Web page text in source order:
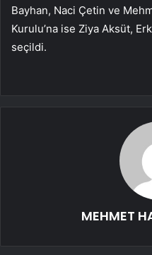
Bayhan, Naci Çetin ve
Kurulu’na ise Ziya Aksüt,
seçildi.
MEHMET